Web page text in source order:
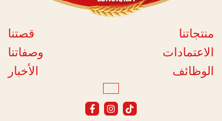
قصتنا
منتجاتنا
وصفاتنا
الاعتمادات
الأخبار
الوظائف